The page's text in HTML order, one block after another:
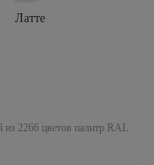
Латте
2266 цветов палитр RAL